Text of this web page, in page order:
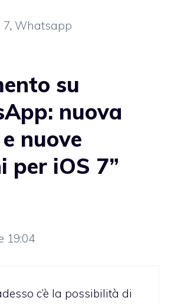
7, Whatsapp
su
nuova
nuove
per iOS 7”
19:04
c’è la possibilità di